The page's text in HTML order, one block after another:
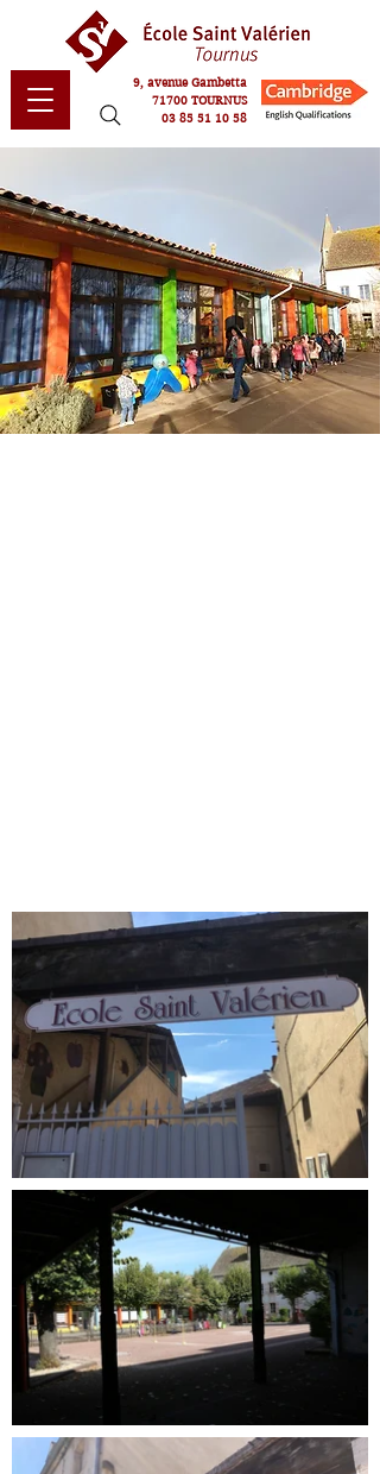
9, avenue Gambetta
71700 TOURNUS
03 85 51 10 58